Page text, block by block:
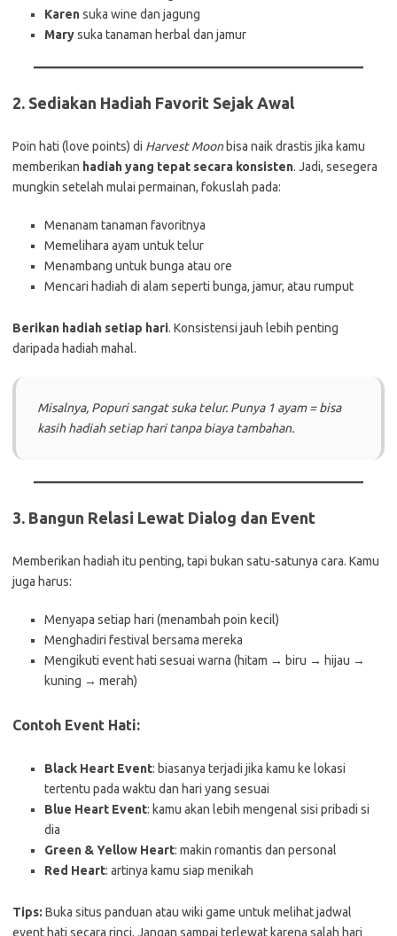
Karensuka wine dan jagung
Marysuka tanaman herbal dan jamur
2. Sediakan Hadiah Favorit Sejak Awal
Poin hati (love points) di Harvest Moonbisa naik drastis jika kamu
memberikan hadiah yang tepat secara konsisten. Jadi, sesegera
mungkin setelah mulai permainan, fokuslah pada:
Menanam tanaman favoritnya
Memelihara ayam untuk telur
Menambang untuk bunga atau ore
Mencari hadiah di alam seperti bunga, jamur, atau rumput
Berikan hadiah setiap hari. Konsistensi jauh lebih penting
daripada hadiah mahal.
Misalnya, Popuri sangat suka telur. Punya 1 ayam = bisa
kasih hadiah setiap hari tanpa biaya tambahan.
3. Bangun Relasi Lewat Dialog dan Event
Memberikan hadiah itu penting, tapi bukan satu-satunya cara. Kamu
juga harus:
Menyapa setiap hari (menambah poin kecil)
Menghadiri festival bersama mereka
Mengikuti event hati sesuai warna (hitam → biru → hijau →
kuning → merah)
Contoh Event Hati:
Black Heart Event: biasanya terjadi jika kamu ke lokasi
tertentu pada waktu dan hari yang sesuai
Blue Heart Event: kamu akan lebih mengenal sisi pribadi si
dia
Green & Yellow Heart: makin romantis dan personal
Red Heart: artinya kamu siap menikah
Tips: Buka situs panduan atau wiki game untuk melihat jadwal
event hati secara rinci. Jangan sampai terlewat karena salah hari